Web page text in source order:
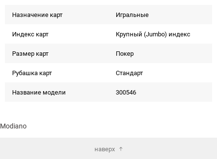
Назначение карт Игральные
Индекс карт Крупный (Jumbo) индекс
Размер карт Покер
Рубашка карт Стандарт
Название модели 300546
Modiano
наверх